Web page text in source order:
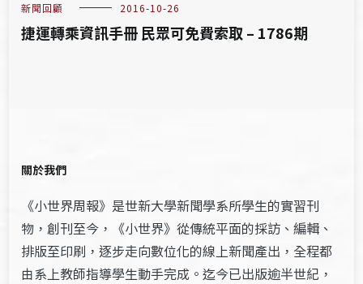
新聞回顧 2016-10-26
捷運轉乘資訊手冊 民眾可免費索取 – 1786期
關於我們
《小世界周報》是世新大學新聞學系所學生的實習刊
物，創刊至今，《小世界》從傳統平面的採訪、編輯、
排版至印刷，逐步走向數位化的線上新聞產出，全程都
由系上教師指導學生動手完成。迄今已出版逾半世紀，